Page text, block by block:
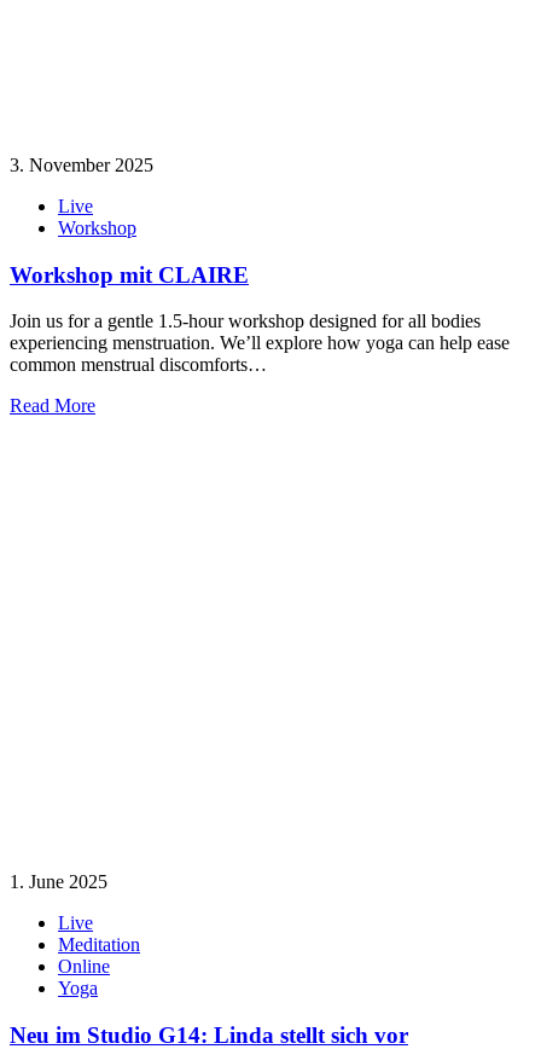
3. November 2025
Live
Workshop
Workshop mit CLAIRE
Join us for a gentle 1.5-hour workshop designed for all bodies
experiencing menstruation. We’ll explore how yoga can help ease
common menstrual discomforts…
Read More
1. June 2025
Live
Meditation
Online
Yoga
Neu im Studio G14: Linda stellt sich vor